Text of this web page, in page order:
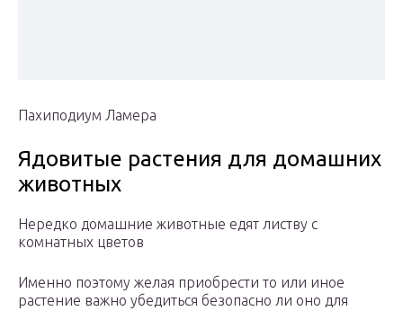
Пахиподиум Ламера
Ядовитые растения для домашних
животных
Нередко домашние животные едят листву с
комнатных цветов
Именно поэтому желая приобрести то или иное
растение важно убедиться безопасно ли оно для